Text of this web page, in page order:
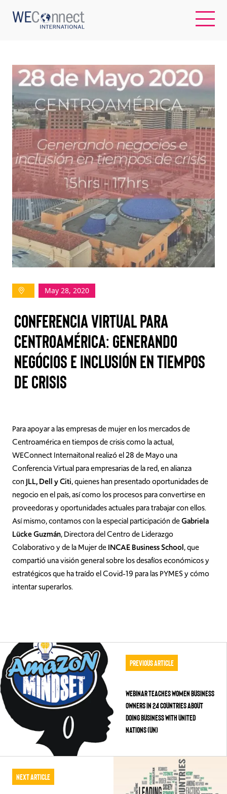
ABOUT US
REGIONS
WOMEN-OWNED BUSINESSES
BUYER MEMBERSHIP
OUR IMPACT
TAKE ACTION
Log In
Join Us
Events
Donate
Contact Us
May 28, 2020
Conferencia Virtual para
Centroamérica: Generando
negócios e inclusión en tiempos
de crisis
Para apoyar a las empresas de mujer en los mercados de
Centroamérica en tiempos de crisis como la actual,
WEConnect Internaitonal realizó el 28 de Mayo una
Conferencia Virtual para empresarias de la red, en alianza
con JLL, Dell y Citi, quienes han presentado oportunidades de
negocio en el país, así como los procesos para convertirse en
proveedoras y oportunidades actuales para trabajar con ellos.
Así mismo, contamos con la especial participación deGabriela
Lücke Guzmán, Directora del Centro de Liderazgo
Colaborativo y de la Mujer deINCAE Business School, que
compartió una visión general sobre los desafíos económicos y
estratégicos que ha traído el Covid-19 para las PYMES y cómo
intentar superarlos.
Previous Article
Webinar Teaches Women Business
Owners in 24 Countries About
Doing Business with United
Nations (UN)
Next Article